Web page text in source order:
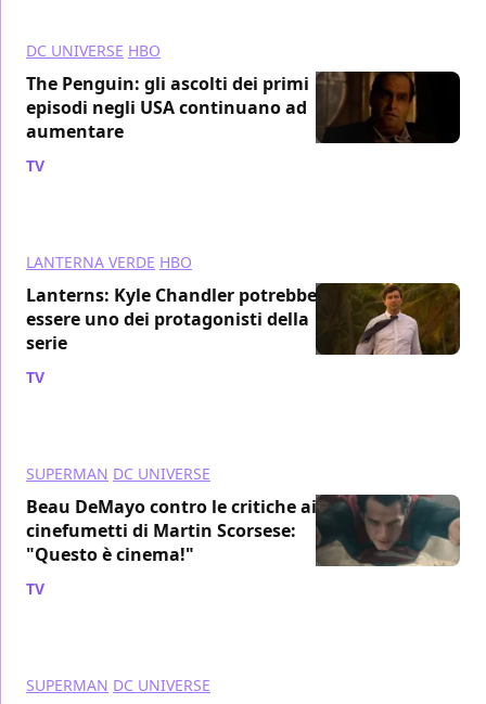
DC UNIVERSE HBO
The Penguin: gli ascolti dei primi
episodi negli USA continuano ad
aumentare
TV
LANTERNA VERDE HBO
Lanterns: Kyle Chandler potrebbe
essere uno dei protagonisti della
serie
TV
SUPERMAN DC UNIVERSE
Beau DeMayo contro le critiche ai
cinefumetti di Martin Scorsese:
"Questo è cinema!"
TV
SUPERMAN DC UNIVERSE